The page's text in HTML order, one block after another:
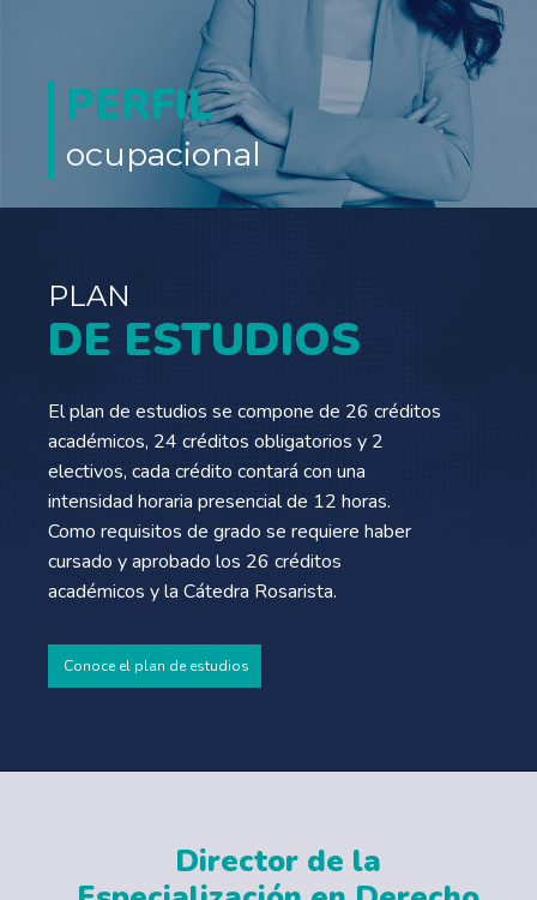
PERFIL
ocupacional
PLAN
DE ESTUDIOS
El plan de estudios se compone de 26 créditos
académicos, 24 créditos obligatorios y 2
electivos, cada crédito contará con una
intensidad horaria presencial de 12 horas.
Como requisitos de grado se requiere haber
cursado y aprobado los 26 créditos
académicos y la Cátedra Rosarista.
Conoce el plan de estudios
Director de la